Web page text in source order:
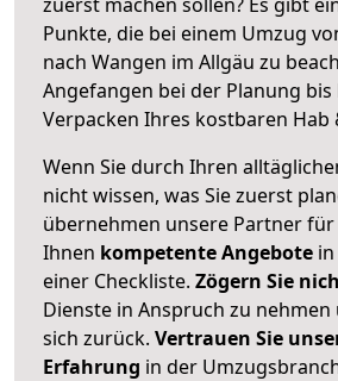
Punkte, die bei einem Umzug
nach Wangen im Allgäu zu
Angefangen bei der Planung bis
Verpacken Ihres kostbaren Hab
Wenn Sie durch Ihren
nicht wissen, was Sie zuerst
übernehmen unsere Partner für
Ihnen kompetente Angebote
einer Checkliste. Zögern Sie
Dienste in Anspruch zu nehmen
sich zurück. Vertrauen Sie
Erfahrung in der